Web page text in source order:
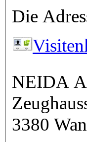
Die
NEIDA
3380